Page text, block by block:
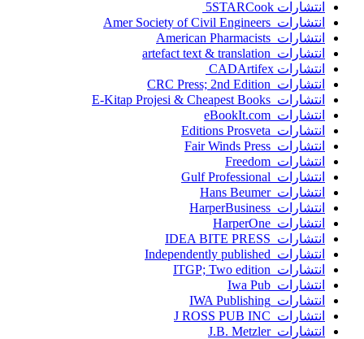
انتشارات ‎ 5STARCook
انتشارات Amer Society of Civil Engineers
انتشارات American Pharmacists
انتشارات artefact text & translation
انتشارات ‎ CADArtifex
انتشارات CRC Press; 2nd Edition
انتشارات E-Kitap Projesi & Cheapest Books
انتشارات eBookIt.com
انتشارات Editions Prosveta
انتشارات Fair Winds Press
انتشارات Freedom
انتشارات Gulf Professional
انتشارات Hans Beumer
انتشارات HarperBusiness
انتشارات HarperOne
انتشارات IDEA BITE PRESS
انتشارات Independently published
انتشارات ITGP; Two edition
انتشارات Iwa Pub
انتشارات IWA Publishing
انتشارات J ROSS PUB INC
انتشارات J.B. Metzler